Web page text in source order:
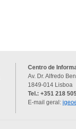
Centro de
Av. Dr. Alfredo
1849-014 Lisboa
Tel.: +351 218
E-mail geral: